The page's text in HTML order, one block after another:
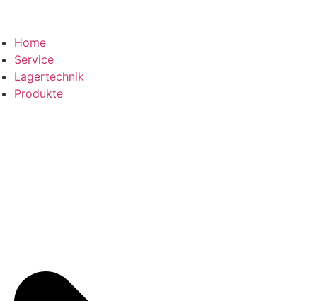
Home
Service
Lagertechnik
Produkte